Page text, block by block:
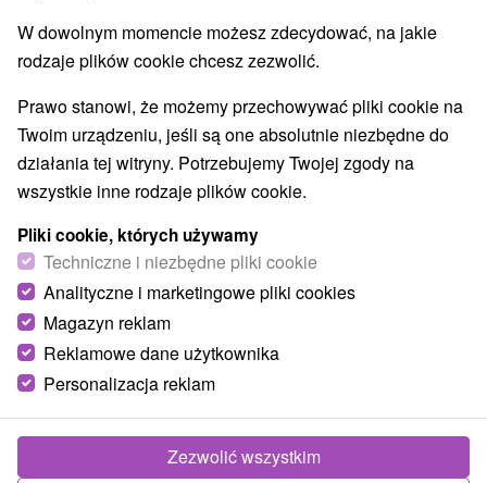
Parki miejskie i zamkowe(5) Źródła(18)
Pola golfowe(3) Tory gokartowe(1)
Amfiteatry i kina w przyrodzie
Túry a turistické chodníky (55) Tarcze Jaskinie (8)
Tory bobslejowe (4) Kolejki linowe(7)
Atrakcje z adrenaliną (35) Atrakcje turystyczne
Muzea i galerie
Ogrody zoologiczne i fermy zwierząt
Ogrody botaniczne(5) Escaperoom(6)
Jeziora, jeziora, zbiorniki wodne(15)
Atrakcje dla dzieci(90)
Pomniki(5) Wodospady(19) Kościoły drewniane
Aquaparki, baseny (24) Planetarium i obserwatorium
W dowolnym momencie możesz zdecydować, na jakie
rodzaje plików cookie chcesz zezwolić.
Prawo stanowi, że możemy przechowywać pliki cookie na
Twoim urządzeniu, jeśli są one absolutnie niezbędne do
działania tej witryny. Potrzebujemy Twojej zgody na
wszystkie inne rodzaje plików cookie.
Pliki cookie, których używamy
Techniczne i niezbędne pliki cookie
Analityczne i marketingowe pliki cookies
Magazyn reklam
Reklamowe dane użytkownika
Personalizacja reklam
Zezwolić wszystkim